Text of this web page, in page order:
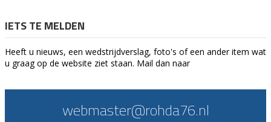
IETS TE MELDEN
Heeft u nieuws, een wedstrijdverslag, foto's of een ander item wat
u graag op de website ziet staan. Mail dan naar
webmaster@rohda76.nl